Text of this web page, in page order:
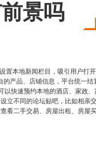
景吗
置本地新闻栏目，吸引用户打
产品、店铺信息，平台统一结
快速预约本地的酒店、家政
立不同的论坛贴吧，比如相亲
看二手交易、房屋出租、房屋